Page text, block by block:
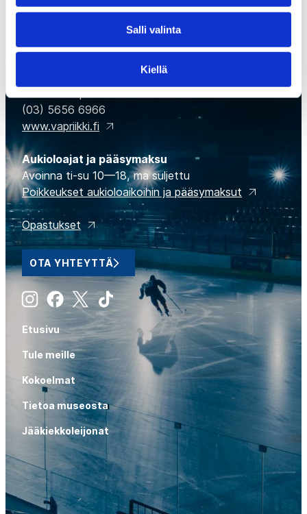
Salli valinta
Kiellä
Suomen Jääkiekkomuseo
(03) 5656 6966
www.vapriikki.fi
Aukioloajat ja pääsymaksu
Avoinna ti-su 10—18, ma suljettu
Poikkeukset aukioloaikoihin ja pääsymaksut
Opastukset
OTA YHTEYTTÄ
InstagramFacebook
X Tiktok
Etusivu
Tule meille
Kokoelmat
Tietoa museosta
Jääkiekkoleijonat